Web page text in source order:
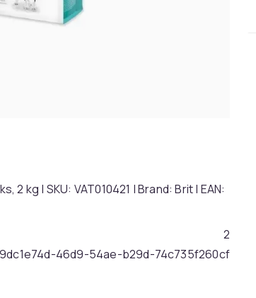
2 kg | SKU: VAT010421 | Brand: Brit | EAN:
2
9dc1e74d-46d9-54ae-b29d-74c735f260cf